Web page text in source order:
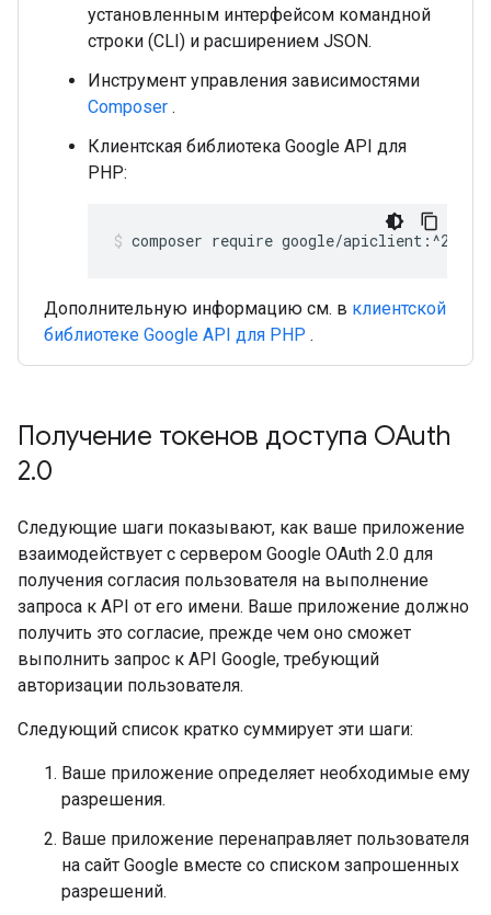
установленным интерфейсом командной
строки (CLI) и расширением JSON.
Инструмент управления зависимостями
Composer .
Клиентская библиотека Google API для
PHP:
composer require google/
Дополнительную информацию см. в клиентской
библиотеке Google API для PHP .
Получение токенов доступа OAuth
2.0
Следующие шаги показывают, как ваше приложение
взаимодействует с сервером Google OAuth 2.0 для
получения согласия пользователя на выполнение
запроса к API от его имени. Ваше приложение должно
получить это согласие, прежде чем оно сможет
выполнить запрос к API Google, требующий
авторизации пользователя.
Следующий список кратко суммирует эти шаги:
Ваше приложение определяет необходимые ему
разрешения.
Ваше приложение перенаправляет пользователя
на сайт Google вместе со списком запрошенных
разрешений.